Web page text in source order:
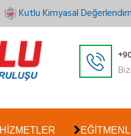
Kutlu Kimyasal
HİZMETLER